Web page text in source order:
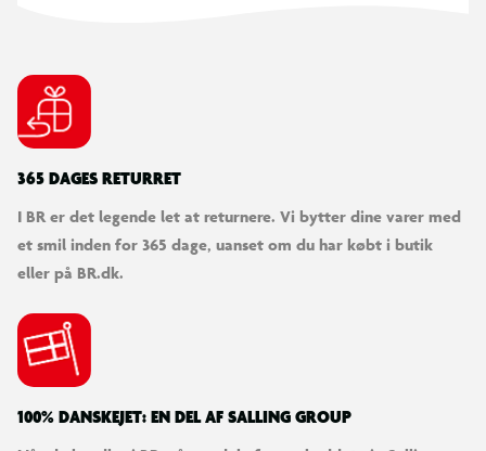
365 DAGES RETURRET
I BR er det legende let at returnere. Vi bytter dine varer med
et smil inden for 365 dage, uanset om du har købt i butik
eller på BR.dk.
100% DANSKEJET: EN DEL AF SALLING GROUP